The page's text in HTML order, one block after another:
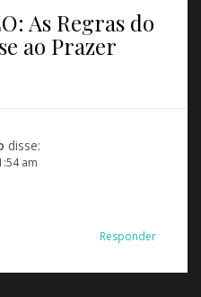
As Regras do
ao Prazer
disse:
am
Responder